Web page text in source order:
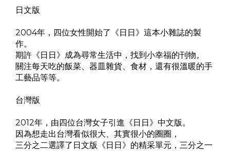
日文版
2004年，四位女性開始了《日日》這本小雜誌的製
作。
期許《日日》成為尋常生活中，找到小幸福的刊物。
關注每天吃的飯菜、器皿雜貨、食材，還有很溫暖的手
工藝品等等。
台灣版
2012年，由四位台灣女子引進《日日》中文版。
因為想走出台灣看似很大、其實很小的圈圈，
三分之二選譯了日文版《日日》的精采單元，三分之一